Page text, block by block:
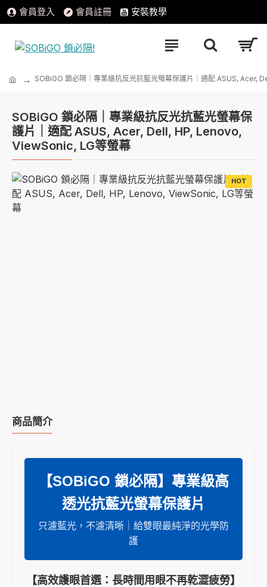
會員登入 會員註冊 安裝教學
SOBiGO 鎖必隔｜專業級抗反光抗藍光螢幕保護片｜適配 ASUS, Acer,
SOBiGO 鎖必隔｜專業級抗反光抗藍光螢幕保
護片｜適配 ASUS, Acer, Dell, HP, Lenovo,
ViewSonic, LG等螢幕
HOT
商品簡介
【SOBiGO 鎖必隔】專業級高
透光抗藍光螢幕保護片
只濾藍光，不濾清晰｜給雙眼最純淨的光學防
護
【高效護眼首選：長時間用眼不再乾澀疲勞】